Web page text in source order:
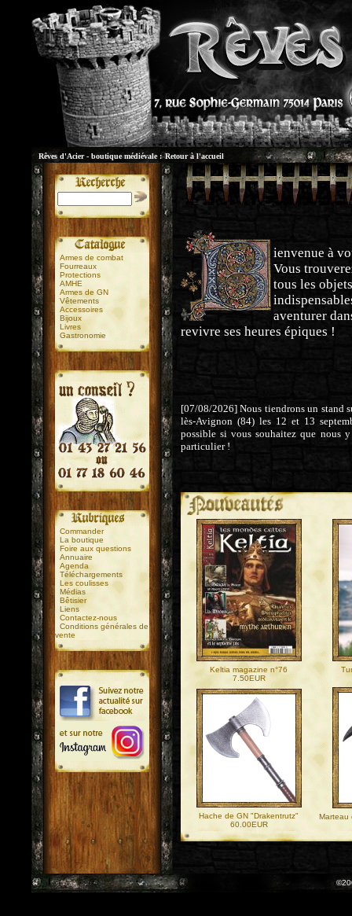
Rêves d'Acier - boutique médiévale : Retour à l'accueil
.
Armes de combat
Fourreaux
Protections
AMHE
Armes de GN
Vêtements
Accessoires
Bijoux
Livres
Gastronomie
Commander
La boutique
Foire aux questions
Annuaire
Agenda
Téléchargements
Les coulisses
Médias
Bêtisier
Liens
Contactez-nous
Conditions générales de
vente
.
ienvenue à
Vous
tous les
aventurer
revivre ses heures épiques !
[07/08/2026] Nous tiendrons un stand
lès-Avignon (84) les 12 et 13
possible si vous souhaitez que nous
particulier !
Keltia magazine n°76
7.50EUR
Hache de GN "Drakentrutz"
60.00EUR
Marteau